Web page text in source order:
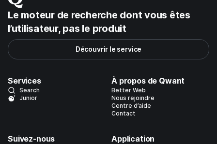
Le moteur de recherche dont vous êtes
l’utilisateur, pas le produit
Découvrir le service
Services
Search
Junior
À propos de Qwant
Better Web
Nous rejoindre
Centre d’aide
Contact
Suivez-nous Application